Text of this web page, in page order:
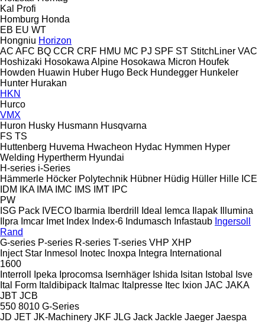
Kal
Profi
Homburg Honda
EB EU WT
Hongniu Horizon
AC AFC BQ CCR CRF HMU MC PJ SPF ST StitchLiner VAC
Hoshizaki Hosokawa Alpine Hosokawa Micron Houfek
Howden Huawin Huber Hugo Beck Hundegger Hunkeler
Hunter Hurakan
HKN
Hurco
VMX
Huron Husky Husmann Husqvarna
FS TS
Huttenberg Huvema Hwacheon Hydac Hymmen Hyper
Welding Hypertherm Hyundai
H-series i-Series
Hämmerle Höcker Polytechnik Hübner Hüdig Hüller Hille ICE
IDM
IKA IMA IMC IMS IMT IPC
PW
ISG Pack IVECO Ibarmia Iberdrill Ideal Iemca Ilapak
Illumina
Ilpra Imcar Imet Index Index-6 Indumasch Infastaub Ingersoll
Rand
G-series P-series R-series T-series VHP XHP
Inject Star Inmesol Inotec Inoxpa Integra International
1600
Interroll
Ipeka Iprocomsa Isernhäger Ishida Isitan Istobal
Isve
Ital Form Italdibipack Italmac Italpresse Itec Ixion JAC JAKA
JBT JCB
550 8010 G-Series
JD JET JK-Machinery JKF JLG Jack Jackle Jaeger Jaespa